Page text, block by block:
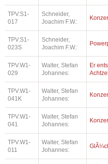
TPV.S1-
017
Schneider,
Joachim F.W.:
TPV.S1-
023S
Schneider,
Joachim F.W.:
TPV.W1-
029
Walter, Stefan
Johannes:
Er
TPV.W1-
041K
Walter, Stefan
Johannes:
TPV.W1-
041
Walter, Stefan
Johannes:
TPV.W1-
011
Walter, Stefan
Johannes: